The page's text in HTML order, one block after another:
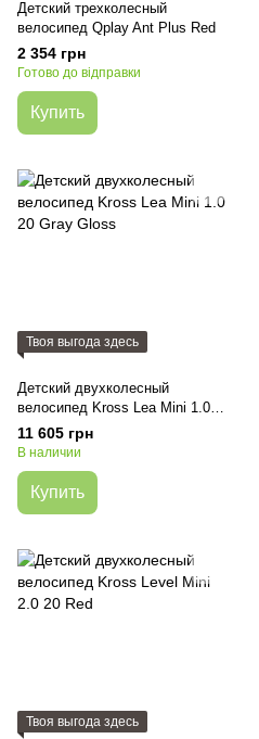
Детский трехколесный
велосипед Qplay Ant Plus Red
2 354 грн
Готово до відправки
Купить
Твоя выгода здесь
Детский двухколесный
велосипед Kross Lea Mini 1.0
20 Gray Gloss
11 605 грн
В наличии
Купить
Твоя выгода здесь